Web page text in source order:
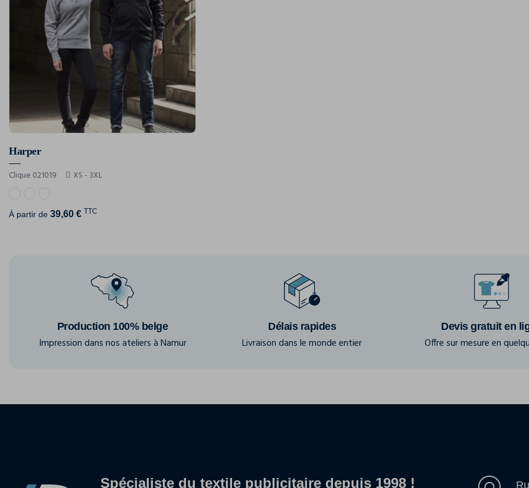
Harper
Clique 021019 XS - 3XL
À partir de 39,60 € TTC
Production 100% belge
Impression dans nos ateliers à Namur
Délais rapides
Livraison dans le monde entier
Devis gratuit en
Offre sur mesure en
Spécialiste du textile publicitaire depuis 1998 !